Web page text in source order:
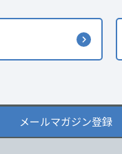
メールマガジン登録